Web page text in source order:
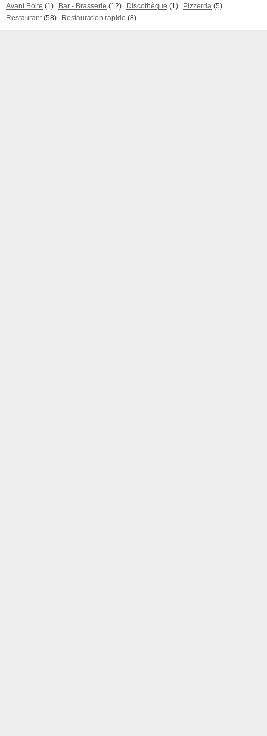
Avant Boite (1) Bar - Brasserie (12) Discothèque (1) Pizzerria (5)
Restaurant (58) Restauration rapide (8)